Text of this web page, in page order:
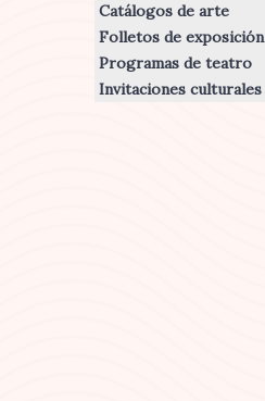
Catálogos de arte
Folletos de exposición
Programas de teatro
Invitaciones culturales